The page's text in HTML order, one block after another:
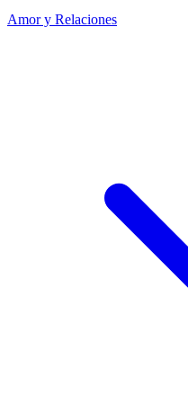
Amor y Relaciones